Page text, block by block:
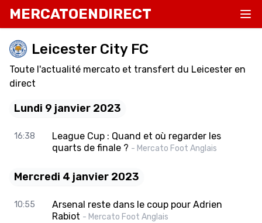
MERCATOENDIRECT
Leicester City FC
Toute l'actualité mercato et transfert du Leicester en
direct
Lundi 9 janvier 2023
16:38
League Cup : Quand et où regarder les
quarts de finale ? - Mercato Foot Anglais
Mercredi 4 janvier 2023
10:55
Arsenal reste dans le coup pour Adrien
Rabiot - Mercato Foot Anglais